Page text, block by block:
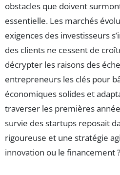
obstacles que doivent
essentielle. Les marchés
exigences des investisseurs
des clients ne cessent de
décrypter les raisons des
entrepreneurs les clés pour
économiques solides et
traverser les premières
survie des startups reposait
rigoureuse et une stratégie
innovation ou le financement ?